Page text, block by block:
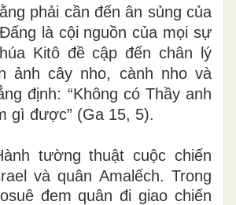
phải cần đến ân sủng của
là cội nguồn của mọi sự
Kitô đề cập đến chân lý
ảnh cây nho, cành nho và
định: “Không có Thầy anh
gì được” (Ga 15, 5).
tường thuật cuộc chiến
và quân Amalếch. Trong
đem quân đi giao chiến